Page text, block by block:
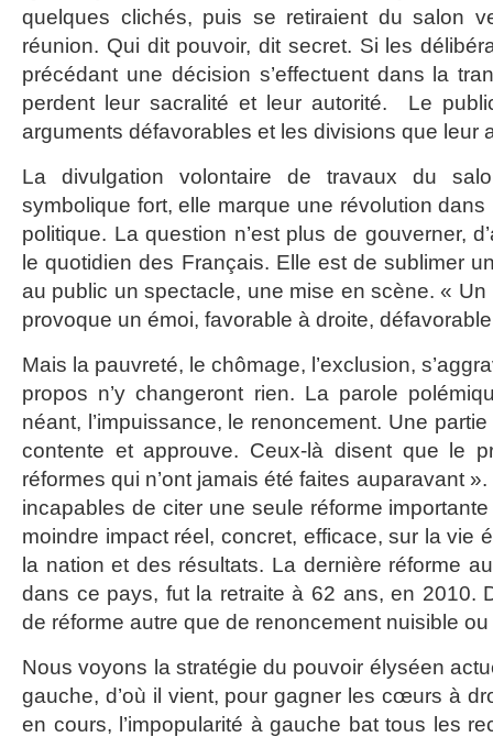
quelques clichés, puis se retiraient du salon
réunion. Qui dit pouvoir, dit secret. Si les
précédant une décision s’effectuent dans la
perdent leur sacralité et leur autorité. Le
arguments défavorables et les divisions que leur
La divulgation volontaire de travaux du
symbolique fort, elle marque une révolution
politique. La question n’est plus de gouverner,
le quotidien des Français. Elle est de sublimer
au public un spectacle, une mise en scène. «
provoque un émoi, favorable à droite,
Mais la pauvreté, le chômage, l’exclusion,
propos n’y changeront rien. La parole
néant, l’impuissance, le renoncement. Une
contente et approuve. Ceux-là disent que le
réformes qui n’ont jamais été faites auparavant
incapables de citer une seule réforme
moindre impact réel, concret, efficace, sur la vie
la nation et des résultats. La dernière réforme
dans ce pays, fut la retraite à 62 ans, en 2010.
de réforme autre que de renoncement nuisible ou
Nous voyons la stratégie du pouvoir élyséen
gauche, d’où il vient, pour gagner les cœurs à
en cours, l’impopularité à gauche bat tous les